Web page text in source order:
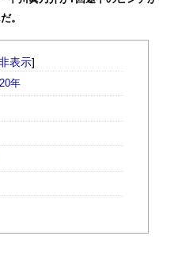
。
表示]
年